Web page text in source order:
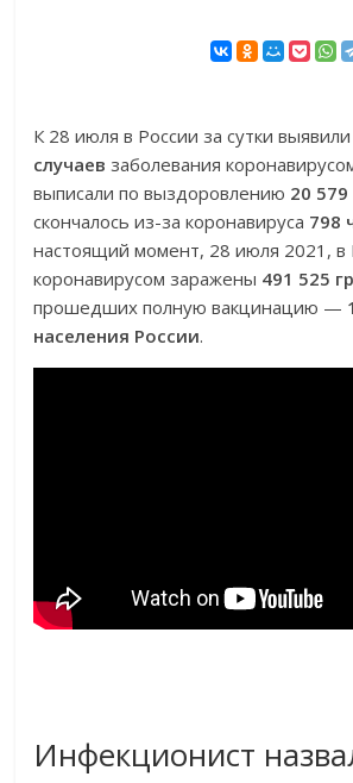
К 28 июля в России за сутки выявили
случаев заболевания
выписали по выздоровлению 20
скончалось из-за коронавируса 798
настоящий момент, 28 июля 2021, в
коронавирусом заражены 491 525
прошедших полную вакцинацию —
населения России.
Инфекционист